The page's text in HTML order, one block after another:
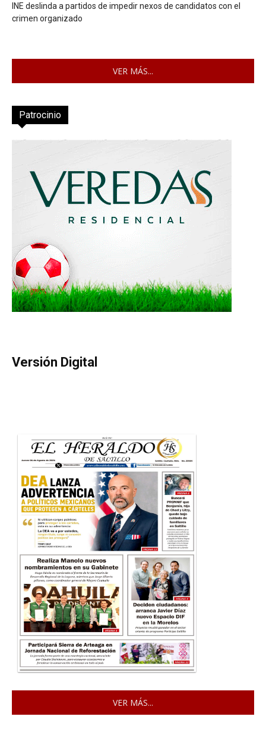
INE deslinda a partidos de impedir nexos de candidatos con el
crimen organizado
VER MÁS...
Patrocinio
Versión Digital
VER MÁS...